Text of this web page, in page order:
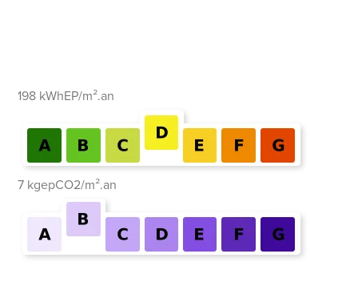
198 kWhEP/m².an
7 kgepCO2/m².an